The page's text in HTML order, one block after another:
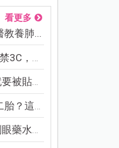
看更多
教養肺...
，看...
貼「...
？這8...
水納...